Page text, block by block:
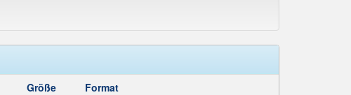
Größe
Format